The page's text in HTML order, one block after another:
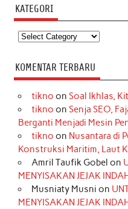
KATEGORI
Kategori
KOMENTAR TERBARU
tikno on Soal Ikhlas,
tikno on Senja SEO,
Berganti Menjadi Mesin
tikno on Nusantara di
Konstruksi Maritim, Laut
Amril Taufik Gobel on
MENYISAKAN JEJAK
Musniaty Musni on
MENYISAKAN JEJAK